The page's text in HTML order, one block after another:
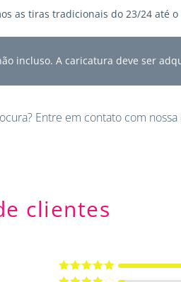
as tiras tradicionais do 23/24 até o
incluso. A caricatura deve ser
Entre em contato com
clientes
Avaliação5